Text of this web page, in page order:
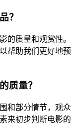
？
的质量和观赏性。
帮助我们更好地预
质量？
和部分情节，观众
来初步判断电影的